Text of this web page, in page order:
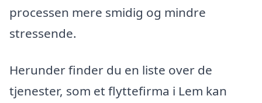
processen mere smidig og mindre
stressende.
Herunder finder du en liste over de
tjenester, som et flyttefirma i Lem kan